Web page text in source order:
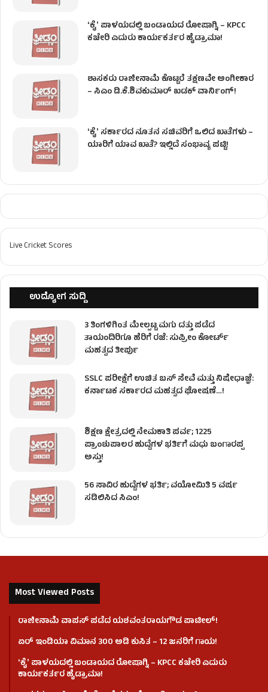
ʻಕೈʼ​ ಪಾಳಯದಲ್ಲಿ ಬಂಡಾಯದ ರೋಷಾಗ್ನಿ – KPCC
ಕಚೇರಿ ಎದುರು ಕಾರ್ಯಕರ್ತರ ಹೈಡ್ರಾಮಾ!
ಶಾಸಕರು ರಾಜೀನಾಮೆ ಕೊಟ್ಟರೆ ತಕ್ಷಣವೇ ಅಂಗೀಕಾರ
– ಸಿಎಂ ಡಿ.ಕೆ.ಶಿವಕುಮಾರ್ ಖಡಕ್ ವಾರ್ನಿಂಗ್!
ʻಕೈʼ ಸರ್ಕಾರದ ನೂತನ ಸಚಿವರಿಗೆ ಒಲಿದ ಖಾತೆಗಳು –
ಯಾರಿಗೆ ಯಾವ ಖಾತೆ? ಇಲ್ಲಿದೆ ಸಂಭಾವ್ಯ ಪಟ್ಟಿ!
Live Cricket Scores
ಉದ್ಯೋಗ ಸುದ್ದಿ
3 ತಿಂಗಳಿಗಿಂತ ಮೇಲ್ಪಟ್ಟ ಮಗು ದತ್ತು ಪಡೆದ
ತಾಯಂದಿರಿಗೂ ಹೆರಿಗೆ ರಜೆ: ಸುಪ್ರೀಂ ಕೋರ್ಟ್
ಮಹತ್ವದ ತೀರ್ಪು
SSLC ಪರೀಕ್ಷೆಗೆ ಉಚಿತ ಬಸ್ ಸೇವೆ ಮತ್ತು ನಿಷೇಧಾಜ್ಞೆ:
ಕರ್ನಾಟಕ ಸರ್ಕಾರದ ಮಹತ್ವದ ಘೋಷಣೆ…!
ಶಿಕ್ಷಣ ಕ್ಷೇತ್ರದಲ್ಲಿ ನೇಮಕಾತಿ ಪರ್ವ; 1225
ಪ್ರಾಂಶುಪಾಲರ ಹುದ್ದೆಗಳ ಭರ್ತಿಗೆ ಮಧು ಬಂಗಾರಪ್ಪ
ಅಸ್ತು!
56 ಸಾವಿರ ಹುದ್ದೆಗಳ ಭರ್ತಿ; ವಯೋಮಿತಿ 5 ವರ್ಷ
ಸಡಿಲಿಸಿದ ಸಿಎಂ!
Most Viewed Posts
ರಾಜೀನಾಮೆ ವಾಪಸ್ ಪಡೆದ ಯಶವಂತರಾಯಗೌಡ ಪಾಟೀಲ್‌!
ಏರ್ ಇಂಡಿಯಾ ವಿಮಾನ 300 ಅಡಿ ಕುಸಿತ – 12 ಜನರಿಗೆ ಗಾಯ!
ʻಕೈʼ​ ಪಾಳಯದಲ್ಲಿ ಬಂಡಾಯದ ರೋಷಾಗ್ನಿ – KPCC ಕಚೇರಿ ಎದುರು
ಕಾರ್ಯಕರ್ತರ ಹೈಡ್ರಾಮಾ!